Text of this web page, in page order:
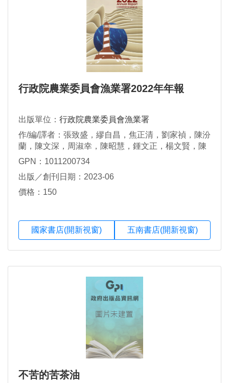
行政院農業委員會漁業署2022年年報
出版單位： 行政院農業委員會漁業署
作/編/譯者：張致盛，繆自昌，焦正清，劉家禎，陳汾
蘭，陳文深，周淑幸，陳昭慧，鍾文正，楊文賢，陳
彥臻
GPN：1011200734
出版／創刊日期：2023-06
價格：150
國家書店(開新視窗) 五南書店(開新視窗)
不苦的苦茶油